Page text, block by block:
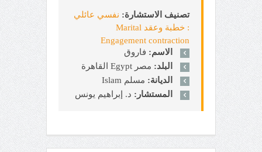
تصنيف الاستشارة: نفسي عائلي
: خطبة وعقد Marital
Engagement contraction
الاسم: فاروق
البلد: مصر Egypt القاهرة
الديانة: مسلم Islam
المستشار: د. إبراهيم يونس